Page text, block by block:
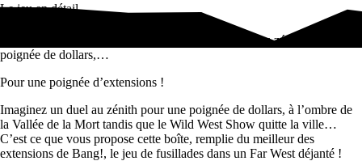
Le jeu en détail
Pour une poignée d’extensions ! Imaginez un duel au zénith pour une
poignée de dollars,…
Pour une poignée d’extensions !
Imaginez un duel au zénith pour une poignée de dollars, à l’ombre de
la Vallée de la Mort tandis que le Wild West Show quitte la ville…
C’est ce que vous propose cette boîte, remplie du meilleur des
extensions de Bang!, le jeu de fusillades dans un Far West déjanté !